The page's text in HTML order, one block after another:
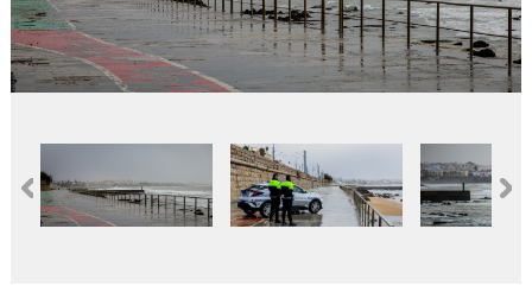
Planeamento Estratégico
Reabilitação urbana
Cascais Próxima
Economia & Inovação
Governação
Mobilidade
Sociedade & Educação
Jornal C
Agenda do executivo
VIVER
VISITAR
TEMPOS LIVRES